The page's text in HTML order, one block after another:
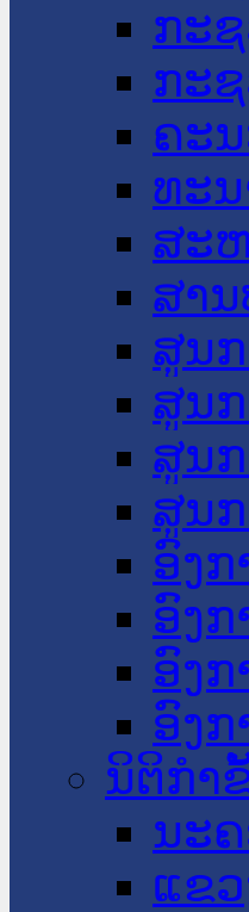
ກະ
ກະ
ຄະ
ທະ
ສະ
ສາ
ສູນ
ສູນ
ສູນ
ສູນ
ອົງ
ອົງ
ອົງ
ອົງ
ນິຕິກໍາ
ນະ​
ແຂ